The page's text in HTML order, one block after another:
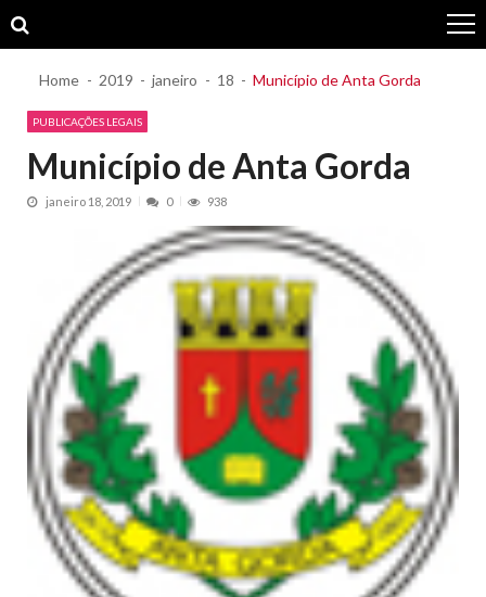
to
to
Home 2019 janeiro 18 Município de Anta Gorda
PUBLICAÇÕES LEGAIS
Município de Anta Gorda
janeiro 18, 2019 0 938